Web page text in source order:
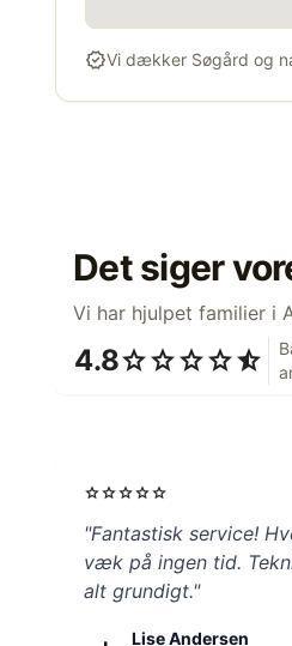
verifiedVi dækker Søgård og
Det siger
Vi har hjulpet familier i
4.8starstarstarstarstar_half
starstarstarstarstar
"Fantastisk service!
væk på ingen tid.
alt grundigt."
Lise Andersen